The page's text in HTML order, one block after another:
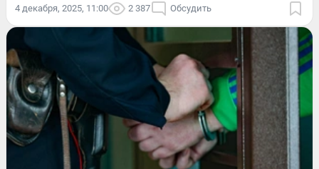
4 декабря, 2025, 11:00 2 387 Обсудить